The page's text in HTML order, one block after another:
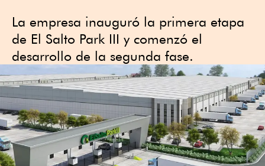
La empresa inauguró la primera etapa
de El Salto Park III y comenzó el
desarrollo de la segunda fase.